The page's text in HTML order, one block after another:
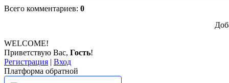
Всего комментариев: 0
WELCOME!
Приветствую Вас, Гость!
Регистрация | Вход
Платформа обратной